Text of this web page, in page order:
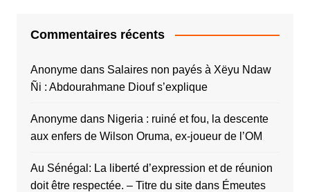
Commentaires récents
Anonymedans Salaires non payés à Xëyu Ndaw
Ñi : Abdourahmane Diouf s’explique
Anonymedans Nigeria : ruiné et fou, la descente
aux enfers de Wilson Oruma, ex-joueur de l’OM
Au Sénégal: La liberté d’expression et de réunion
doit être respectée. – Titre du sitedans Émeutes